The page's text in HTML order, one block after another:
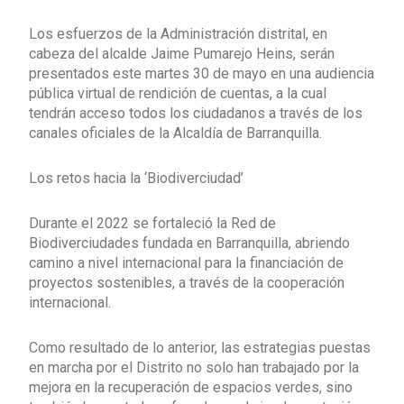
Los esfuerzos de la Administración distrital, en
cabeza del alcalde Jaime Pumarejo Heins, serán
presentados este martes 30 de mayo en una audiencia
pública virtual de rendición de cuentas, a la cual
tendrán acceso todos los ciudadanos a través de los
canales oficiales de la Alcaldía de Barranquilla.
Los retos hacia la ‘Biodiverciudad’
Durante el 2022 se fortaleció la Red de
Biodiverciudades fundada en Barranquilla, abriendo
camino a nivel internacional para la financiación de
proyectos sostenibles, a través de la cooperación
internacional.
Como resultado de lo anterior, las estrategias puestas
en marcha por el Distrito no solo han trabajado por la
mejora en la recuperación de espacios verdes, sino